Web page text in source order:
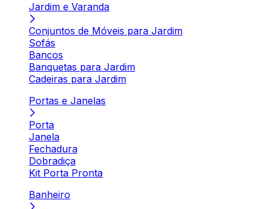
Jardim e Varanda
Conjuntos de Móveis para Jardim
Sofás
Bancos
Banquetas para Jardim
Cadeiras para Jardim
Portas e Janelas
Porta
Janela
Fechadura
Dobradiça
Kit Porta Pronta
Banheiro